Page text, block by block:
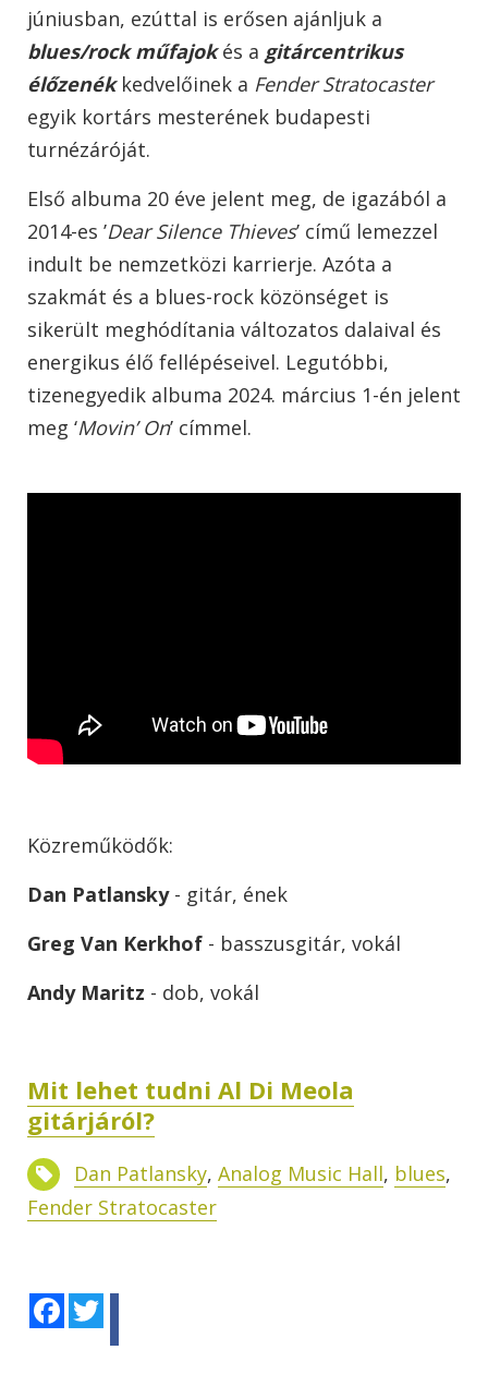
júniusban, ezúttal is erősen ajánljuk a
blues/rock műfajokés a gitárcentrikus
élőzenék kedvelőinek a Fender Stratocaster
egyik kortárs mesterének budapesti
turnézáróját.
Első albuma 20 éve jelent meg, de igazából a
2014-es ’Dear Silence Thieves’ című lemezzel
indult be nemzetközi karrierje. Azóta a
szakmát és a blues-rock közönséget is
sikerült meghódítania változatos dalaival és
energikus élő fellépéseivel. Legutóbbi,
tizenegyedik albuma 2024. március 1-én jelent
meg ‘Movin’ On’ címmel.
Közreműködők:
Dan Patlansky- gitár, ének
Greg Van Kerkhof - basszusgitár, vokál
Andy Maritz - dob, vokál
Mit lehet tudni Al Di Meola
gitárjáról?
Dan Patlansky, Analog Music Hall, blues,
Fender Stratocaster
Facebook